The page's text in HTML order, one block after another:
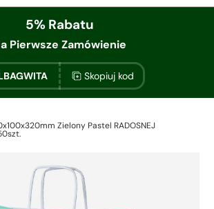
5% Rabatu
Pierwsze Zamówienie
Skopiuj kod
Zielony Pastel RADOSNEJ